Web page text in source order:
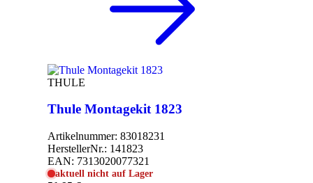
THULE
Thule Montagekit 1823
Artikelnummer: 83018231
HerstellerNr.: 141823
EAN: 7313020077321
aktuell nicht auf Lager